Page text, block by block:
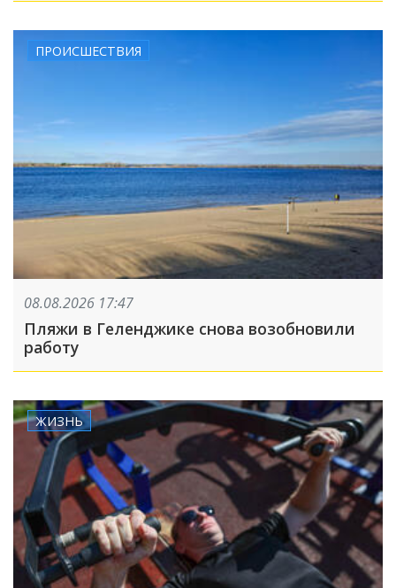
ПРОИСШЕСТВИЯ
08.08.2026 17:47
Пляжи в Геленджике снова возобновили
работу
ЖИЗНЬ